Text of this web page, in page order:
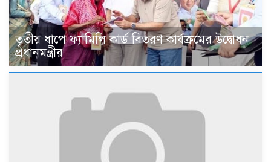
তৃতীয় ধাপে ফ্যামিলি কার্ড বিতরণ কার্যক্রমের উদ্বোধন
প্রধানমন্ত্রীর